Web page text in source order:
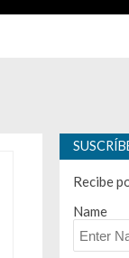
Recibe
Name